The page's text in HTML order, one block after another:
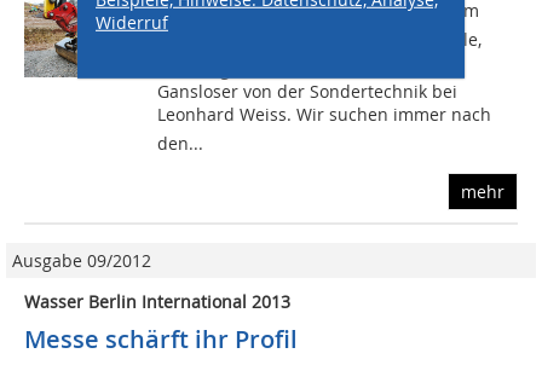
Widerruf
Das Thema Sicherheit steht in unserem
Unternehmen ganz klar an erster Stelle,
Gansloser von der Sondertechnik bei
Leonhard Weiss. Wir suchen immer nach
den...
mehr
Ausgabe 09/2012
Wasser Berlin International 2013
Messe schärft ihr Profil